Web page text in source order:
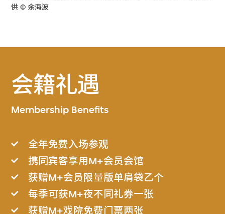
供 © 余海波
会籍礼遇
Membership Benefits
全年免费入场参观
携同宾客享用M+会员会馆
获赠M+会员限量版单肩袋乙个
每季可获M+夜不同礼券一张
获赠M+戏院免费门票两张